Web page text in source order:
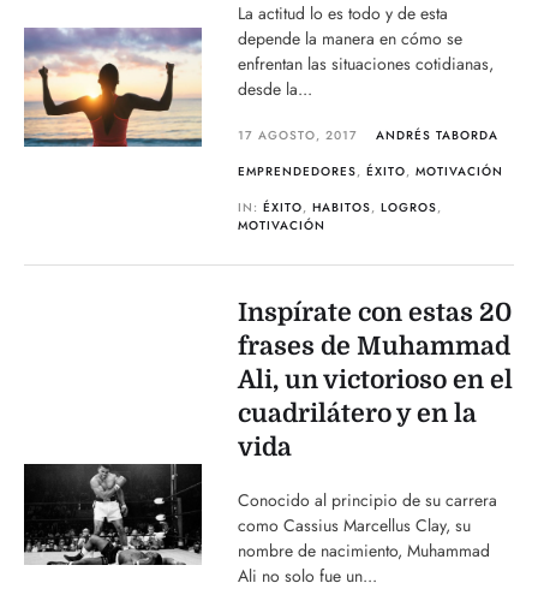
La actitud lo es todo y de esta
depende la manera en cómo se
enfrentan las situaciones cotidianas,
desde la...
17 AGOSTO, 2017
ANDRÉS TABORDA
EMPRENDEDORES,ÉXITO,MOTIVACIÓN
IN:ÉXITO,HABITOS,LOGROS,
MOTIVACIÓN
Inspírate con estas 20
frases de Muhammad
Ali, un victorioso en el
cuadrilátero y en la
vida
Conocido al principio de su carrera
como Cassius Marcellus Clay, su
nombre de nacimiento, Muhammad
Ali no solo fue un...